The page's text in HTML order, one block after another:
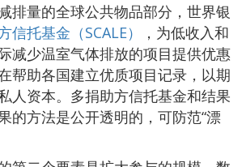
排量的全球公共物品部分，世界银
信托基金（SCALE）
，为低收入和
减少温室气体排放的项目提供优惠
帮助各国建立优质项目记录，以期
人资本。多捐助方信托基金和结果
的方法是公开透明的，可防范“漂